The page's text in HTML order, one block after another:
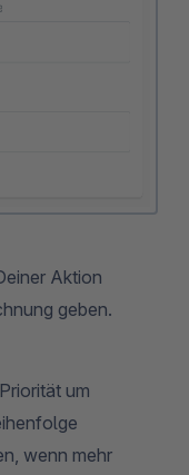
Aktion
geben.
um
wenn mehr